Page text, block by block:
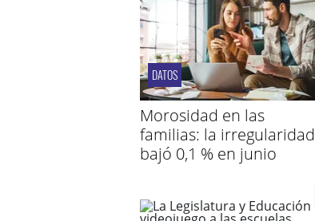
DATOS
Morosidad en las
familias: la irregularidad
bajó 0,1 % en junio